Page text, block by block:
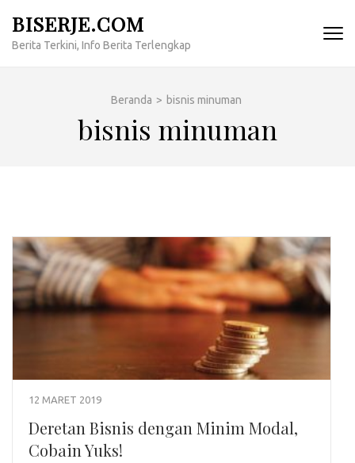
konten
BISERJE.COM
Berita Terkini, Info Berita Terlengkap
Beranda > bisnis minuman
bisnis minuman
12 MARET 2019
Deretan Bisnis dengan Minim Modal,
Cobain Yuks!